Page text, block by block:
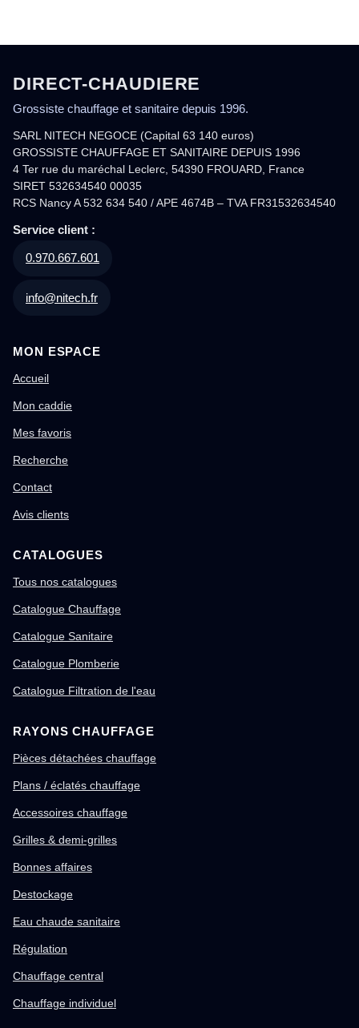
DIRECT-CHAUDIERE
Grossiste chauffage et sanitaire depuis 1996.
SARL NITECH NEGOCE (Capital 63 140 euros)
GROSSISTE CHAUFFAGE ET SANITAIRE DEPUIS 1996
4 Ter rue du maréchal Leclerc, 54390 FROUARD, France
SIRET 532634540 00035
RCS Nancy A 532 634 540 / APE 4674B – TVA FR31532634540
Service client :
0.970.667.601
info@nitech.fr
MON ESPACE
Accueil
Mon caddie
Mes favoris
Recherche
Contact
Avis clients
CATALOGUES
Tous nos catalogues
Catalogue Chauffage
Catalogue Sanitaire
Catalogue Plomberie
Catalogue Filtration de l'eau
RAYONS CHAUFFAGE
Pièces détachées chauffage
Plans / éclatés chauffage
Accessoires chauffage
Grilles & demi-grilles
Bonnes affaires
Destockage
Eau chaude sanitaire
Régulation
Chauffage central
Chauffage individuel